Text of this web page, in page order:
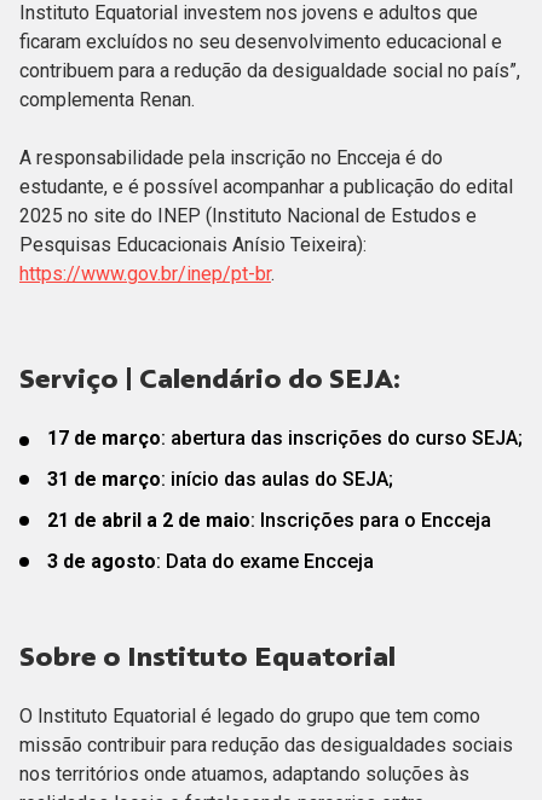
Instituto Equatorial investem nos jovens e adultos que
ficaram excluídos no seu desenvolvimento educacional e
contribuem para a redução da desigualdade social no país”,
complementa Renan.
A responsabilidade pela inscrição no Encceja é do
estudante, e é possível acompanhar a publicação do edital
2025 no site do INEP (Instituto Nacional de Estudos e
Pesquisas Educacionais Anísio Teixeira):
https://www.gov.br/inep/pt-br.
Serviço | Calendário do SEJA:
17 de março: abertura das inscrições do curso SEJA;
31 de março: início das aulas do SEJA;
21 de abril a 2 de maio: Inscrições para o Encceja
3 de agosto: Data do exame Encceja
Sobre o Instituto Equatorial
O Instituto Equatorial é legado do grupo que tem como
missão contribuir para redução das desigualdades sociais
nos territórios onde atuamos, adaptando soluções às